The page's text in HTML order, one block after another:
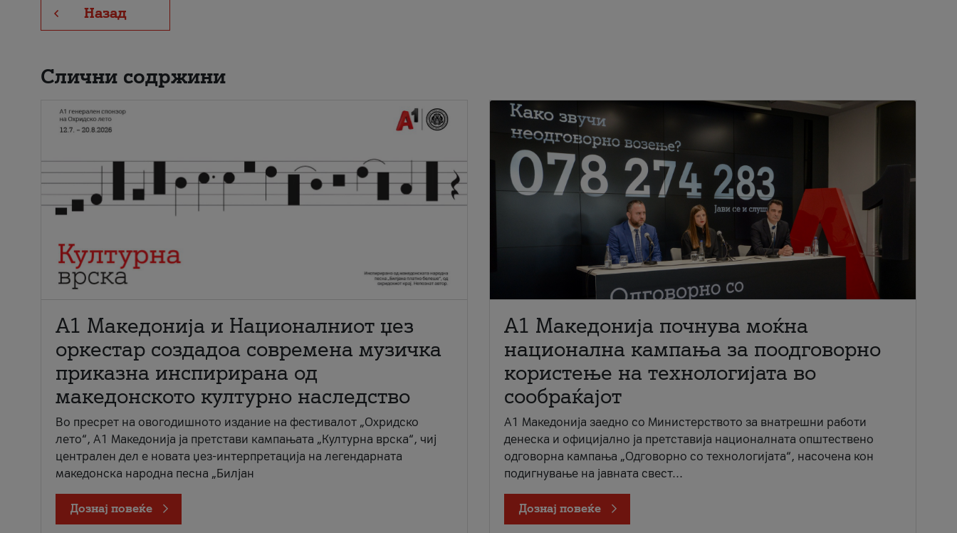
Назад
Слични содржини
А1 Македонија и Националниот џез
оркестар создадоа современа музичка
приказна инспирирана од
македонското културно наследство
Во пресрет на овогодишното издание на фестивалот „Охридско
лето“, А1 Македонија ја претстави кампањата „Културна врска“, чиј
централен дел е новата џез-интерпретација на легендарната
македонска народна песна „Билјан
Дознај повеќе
A1 Македонија почнува моќна
национална кампања за поодговорно
користење на технологијата во
сообраќајот
A1 Македонија заедно со Министерството за внатрешни работи
денеска и официјално ја претставија националната општествено
одговорна кампања „Одговорно со технологијата“, насочена кон
подигнување на јавната свест...
Дознај повеќе